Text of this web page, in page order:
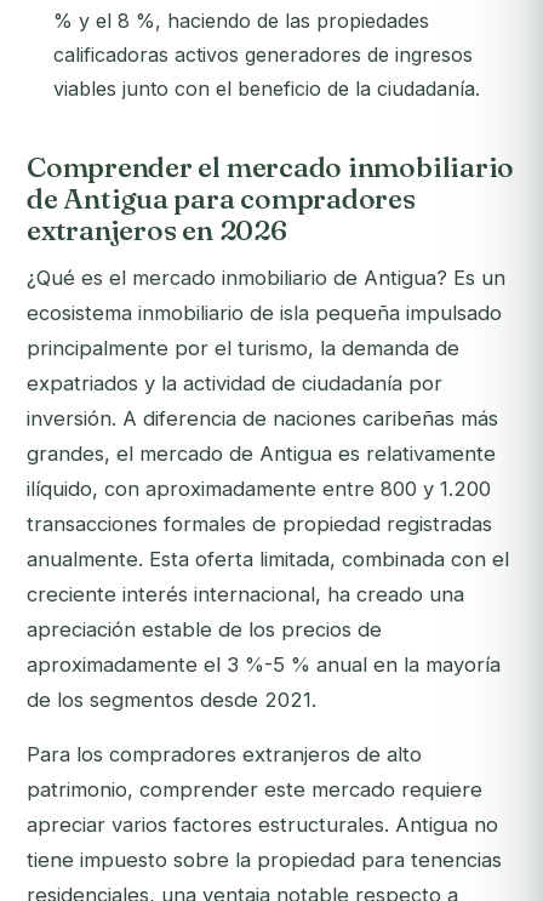
% y el 8 %, haciendo de las propiedades
calificadoras activos generadores de ingresos
viables junto con el beneficio de la ciudadanía.
Comprender el mercado inmobiliario
de Antigua para compradores
extranjeros en 2026
¿Qué es el mercado inmobiliario de Antigua? Es un
ecosistema inmobiliario de isla pequeña impulsado
principalmente por el turismo, la demanda de
expatriados y la actividad de ciudadanía por
inversión. A diferencia de naciones caribeñas más
grandes, el mercado de Antigua es relativamente
ilíquido, con aproximadamente entre 800 y 1.200
transacciones formales de propiedad registradas
anualmente. Esta oferta limitada, combinada con el
creciente interés internacional, ha creado una
apreciación estable de los precios de
aproximadamente el 3 %-5 % anual en la mayoría
de los segmentos desde 2021.
Para los compradores extranjeros de alto
patrimonio, comprender este mercado requiere
apreciar varios factores estructurales. Antigua no
tiene impuesto sobre la propiedad para tenencias
residenciales, una ventaja notable respecto a